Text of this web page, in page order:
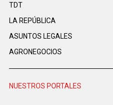
TDT
LA REPÚBLICA
ASUNTOS LEGALES
AGRONEGOCIOS
NUESTROS PORTALES